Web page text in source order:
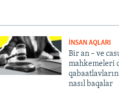
İNSAN AQLARI
Bir an – ve
mahkemeleri
nasıl baqalar